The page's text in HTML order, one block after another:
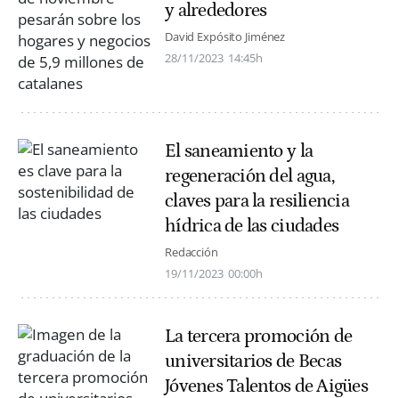
y alrededores
David Expósito Jiménez
28/11/2023 14:45h
El saneamiento y la
regeneración del agua,
claves para la resiliencia
hídrica de las ciudades
Redacción
19/11/2023 00:00h
La tercera promoción de
universitarios de Becas
Jóvenes Talentos de Aigües